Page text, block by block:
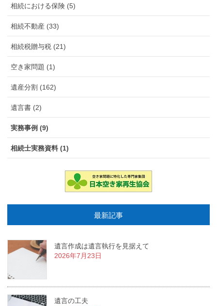
相続における保険 (5)
相続不動産 (33)
相続税贈与税 (21)
空き家問題 (1)
遺産分割 (162)
遺言書 (2)
実務事例 (9)
相続士実務資料 (1)
最新記事
遺言作成は遺言執行を見据えて
2026年7月23日
遺言の工夫